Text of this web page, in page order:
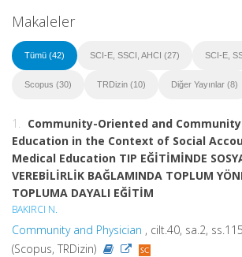
Makaleler
Tümü (42) SCI-E, SSCI, AHCI (27) SCI-E,
Scopus (30) TRDizin (10) Diğer Yayınlar (8)
1. Community-Oriented and
Education in the Context of Social
Medical Education TIP EĞİTİMİNDE
VEREBİLİRLİK BAĞLAMINDA TOPLUM
TOPLUMA DAYALI EĞİTİM
BAKIRCI N.
Community and Physician , cilt.40, sa.2,
(Scopus, TRDizin)